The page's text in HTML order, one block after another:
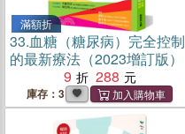
滿額折
33.血糖（糖尿病）完全控制
的最新療法（2023增訂版）
9
288
庫存：3